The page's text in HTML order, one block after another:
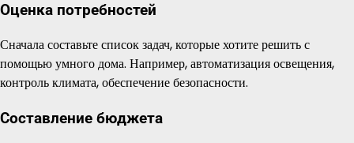
Оценка потребностей
Сначала составьте список задач, которые хотите решить с
помощью умного дома. Например, автоматизация освещения,
контроль климата, обеспечение безопасности.
Составление бюджета